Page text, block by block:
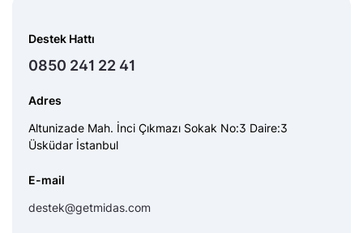
Destek Hattı
0850 241 22 41
Adres
Altunizade Mah. İnci Çıkmazı Sokak No:3 Daire:3
Üsküdar İstanbul
E-mail
destek@getmidas.com